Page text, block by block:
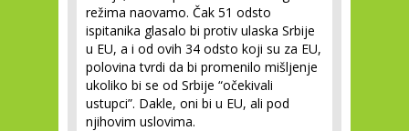
režima naovamo. Čak 51 odsto
ispitanika glasalo bi protiv ulaska Srbije
u EU, a i od ovih 34 odsto koji su za EU,
polovina tvrdi da bi promenilo mišljenje
ukoliko bi se od Srbije “očekivali
ustupci”. Dakle, oni bi u EU, ali pod
njihovim uslovima.